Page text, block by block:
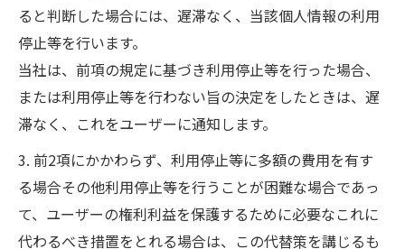
ると判断した場合には、遅滞なく、当該個人情報の利用
停止等を行います。
当社は、前項の規定に基づき利用停止等を行った場合、
または利用停止等を行わない旨の決定をしたときは、遅
滞なく、これをユーザーに通知します。
3. 前2項にかかわらず、利用停止等に多額の費用を有す
る場合その他利用停止等を行うことが困難な場合であっ
て、ユーザーの権利利益を保護するために必要なこれに
代わるべき措置をとれる場合は、この代替策を講じるも